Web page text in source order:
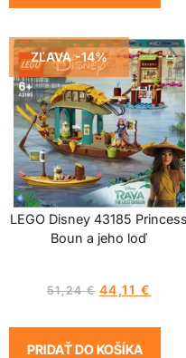
ZĽAVA -14%
LEGO Disney 43185 Princess
Boun a jeho loď
51,24€ 44,11 €
PRIDAŤ DO KOŠÍKA